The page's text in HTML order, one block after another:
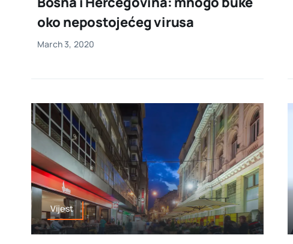
oko nepostojećeg virusa
March 3, 2020
Vijest